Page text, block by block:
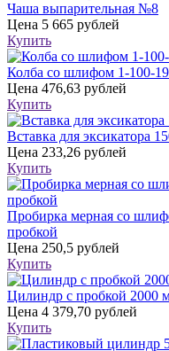
Чаша выпарительная №8
Цена 5 665 рублей
Купить
Колба со шлифом 1-100-
Цена 476,63 рублей
Купить
Вставка для эксикатора
Цена 233,26 рублей
Купить
Пробирка мерная со
пробкой
Цена 250,5 рублей
Купить
Цилиндр с пробкой 2000
Цена 4 379,70 рублей
Купить